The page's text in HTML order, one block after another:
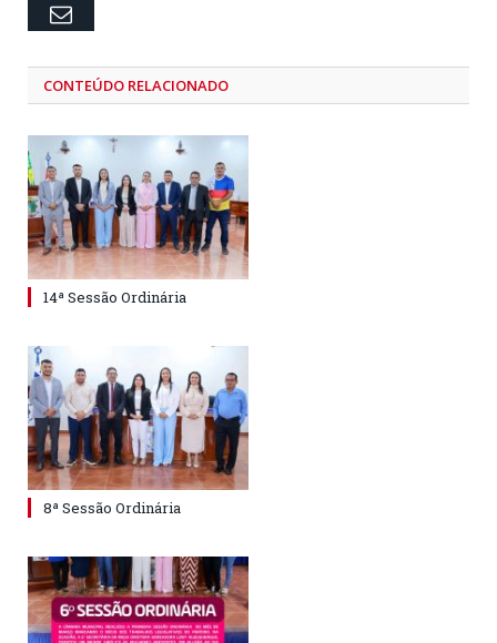
Email
CONTEÚDO RELACIONADO
14ª Sessão Ordinária
8ª Sessão Ordinária